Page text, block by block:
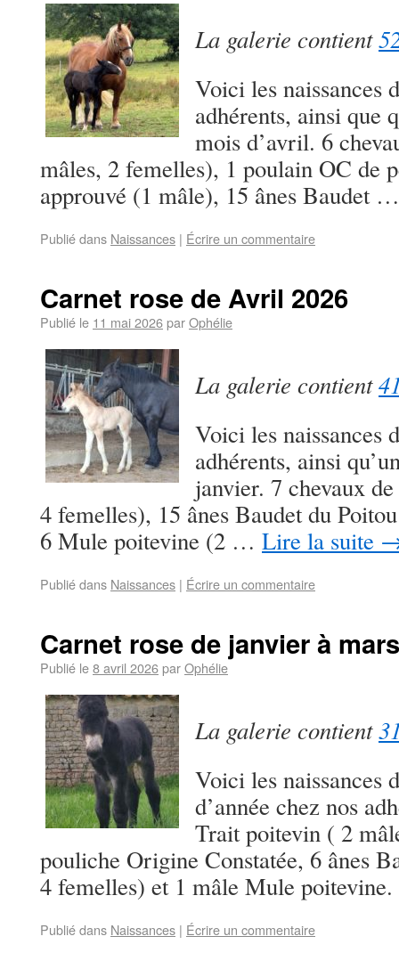
La galerie contient
Voici les naissances
adhérents, ainsi que
mois d’avril. 6
mâles, 2 femelles), 1 poulain OC de
approuvé (1 mâle), 15 ânes Baudet
Publié dans Naissances | Écrire un commentaire
Carnet rose de Avril 2026
Publié le 11 mai 2026parOphélie
La galerie contient
Voici les naissances
adhérents, ainsi
janvier. 7 chevaux
4 femelles), 15 ânes Baudet du
6 Mule poitevine (2 … Lire la suite
Publié dans Naissances | Écrire un commentaire
Carnet rose de janvier à
Publié le8 avril 2026parOphélie
La galerie contient
Voici les naissances
d’année chez nos
Trait poitevin ( 2
pouliche Origine Constatée, 6 ânes
4 femelles) et 1 mâle Mule
Publié dans Naissances | Écrire un commentaire